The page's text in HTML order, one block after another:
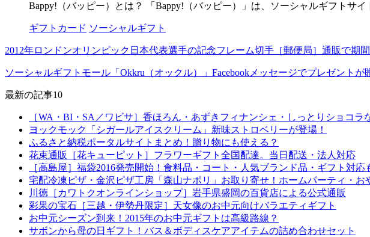
Bappy!（バッピー）とは？ 「Bappy!（バッピー）」は、ソーシャルギフトサ
ギフトカード ソーシャルギフト
2012年ロンドンオリンピック日本代表選手の記念フレーム切手［郵便局］通販で期
ソーシャルギフトモール「Okkru（オックル）」Facebookメッセージでプレゼント
最新の記事10
［WA・BI・SA／ワビサ］香ほろん・あずきフィナンシェ・しっとりショコラ
ヨックモック「シガールアイスクリーム」新味ストロベリーが登場！
ふるさと納税ポータルサイトまとめ！贈り物にも使える？
花束通販［花キューピット］フラワーギフト全国配達。当日配送・法人対応
［高島屋］福袋2016発売開始！食料品・コート・人気ブランド品・ギフト対応
宅配冷凍ピザ・金沢ピザ工房「森山ナポリ」お取り寄せ！ホームパーティ・お
川徳［カワトクオンラインショップ］岩手県盛岡の百貨店による公式通販
彩果の宝石［三越・伊勢丹限定］天女像のお中元向けバラエティギフト
お中元シーズン到来！2015年のお中元ギフトは高級路線？
サボンから母の日ギフト！バス＆ボディスケアアイテムの詰め合わせセット